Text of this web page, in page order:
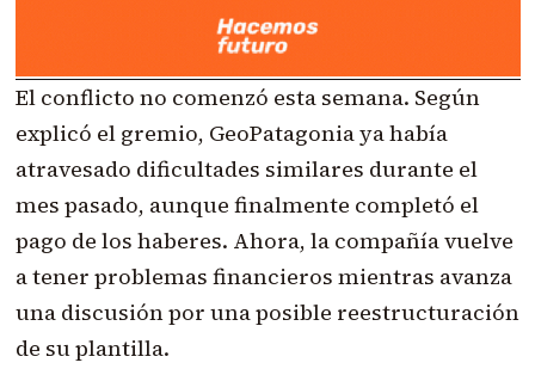
El conflicto no comenzó esta semana. Según
explicó el gremio, GeoPatagonia ya había
atravesado dificultades similares durante el
mes pasado, aunque finalmente completó el
pago de los haberes. Ahora, la compañía vuelve
a tener problemas financieros mientras avanza
una discusión por una posible reestructuración
de su plantilla.